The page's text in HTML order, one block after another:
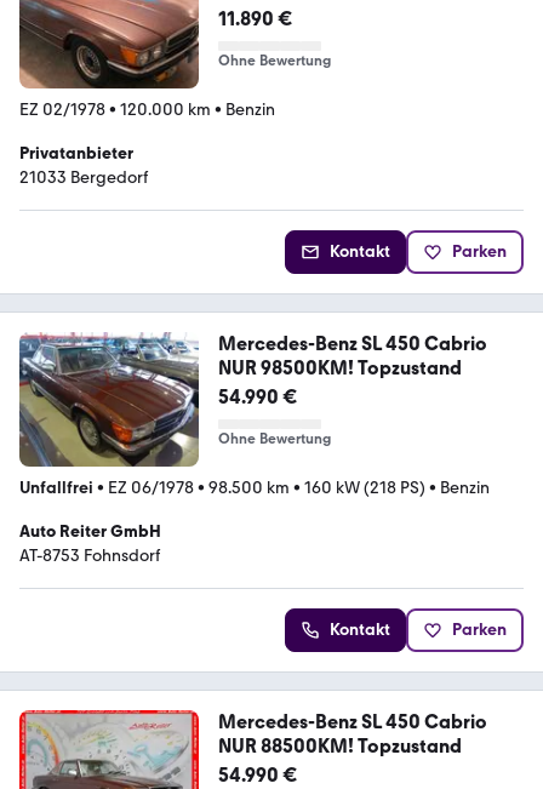
11.890 €
Ohne Bewertung
EZ 02/1978• 120.000 km • Benzin
Privatanbieter
21033 Bergedorf
Kontakt Parken
Mercedes-Benz SL 450 Cabrio
NUR 98500KM! Topzustand
54.990 €
Ohne Bewertung
Unfallfrei • EZ 06/1978• 98.500 km • 160 kW (218 PS) • Benzin
Auto Reiter GmbH
AT-8753 Fohnsdorf
Kontakt Parken
Mercedes-Benz SL 450 Cabrio
NUR 88500KM! Topzustand
54.990 €